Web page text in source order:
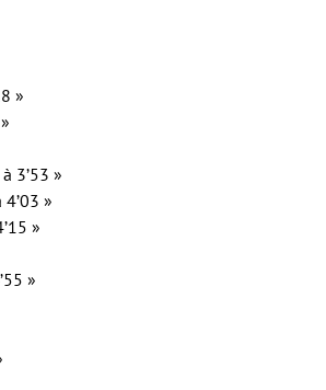
»
3’53 »
»
»
»